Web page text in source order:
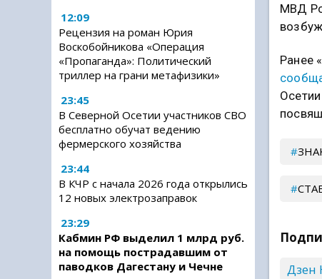
12:09
Рецензия на роман Юрия
Воскобойникова «Операция
«Пропаганда»: Политический
триллер на грани метафизики»
23:45
В Северной Осетии участников СВО
бесплатно обучат ведению
фермерского хозяйства
23:44
В КЧР с начала 2026 года открылись
12 новых электрозаправок
23:29
Кабмин РФ выделил 1 млрд руб.
на помощь пострадавшим от
паводков Дагестану и Чечне
МВД
Ранее
Дзен